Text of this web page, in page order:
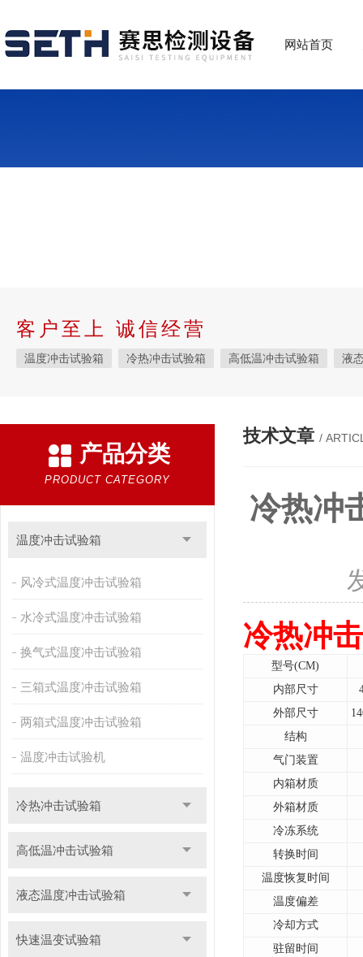
网站首页
客户至上 诚信经营
温度冲击试验箱 冷热冲击试验箱 高低温冲击试验箱 液
霉菌试验箱 应力筛选试验箱 IPX9K淋雨箱 温湿度检定箱
盐雾试验箱 老化试验箱
自然恒温对流试验箱 自动化产线高低温试验箱 温湿度光照
新能源专用设备 PCT高压加速老化试验机
产品分类
PRODUCT CATEGORY
温度冲击试验箱
风冷式温度冲击试验箱
水冷式温度冲击试验箱
换气式温度冲击试验箱
三箱式温度冲击试验箱
两箱式温度冲击试验箱
温度冲击试验机
冷热冲击试验箱
高低温冲击试验箱
液态温度冲击试验箱
快速温变试验箱
技术文章 /
冷热冲
冷热冲
型号(CM)
内部尺寸
外部尺寸
结构
气门装置
内箱材质
外箱材质
冷冻系统
转换时间
温度恢复时间
温度偏差
冷却方式
驻留时间